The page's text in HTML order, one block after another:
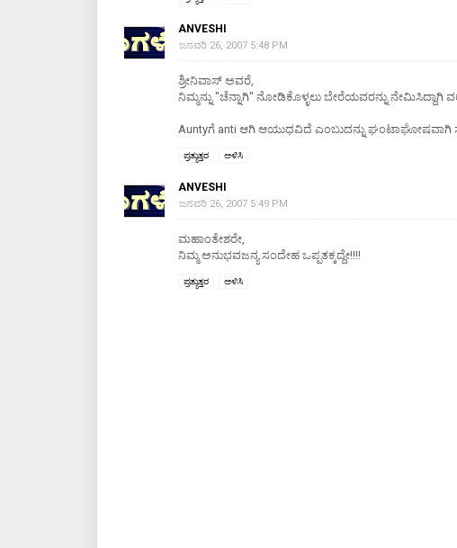
ANVESHI
ಜನವರಿ 26, 2007 5:48 PM
ಶ್ರೀನಿವಾಸ್ ಅವರೆ,
ನಿಮ್ಮನ್ನು "ಚೆನ್ನಾಗಿ" ನೋಡಿಕೊಳ್ಳಲು ಬೇರೆಯವರನ್ನು ನೇಮಿಸಿದ್ದಾಗಿ
Auntyಗೆ anti ಆಗಿ ಆಯುಧವಿದೆ ಎಂಬುದನ್ನು ಘಂಟಾಘೋಷವಾಗಿ
ಪ್ರತ್ಯುತ್ತರ ಅಳಿಸಿ
ANVESHI
ಜನವರಿ 26, 2007 5:49 PM
ಮಹಾಂತೇಶರೇ,
ನಿಮ್ಮ ಅನುಭವಜನ್ಯ ಸಂದೇಹ ಒಪ್ಪತಕ್ಕದ್ದೇ!!!!
ಪ್ರತ್ಯುತ್ತರ ಅಳಿಸಿ